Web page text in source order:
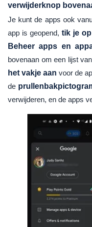
verwijderknop
Je kunt de apps ook
app is geopend, tik je
Beheer apps en
bovenaan om een lijst
het vakje aan voor de
de
verwijderen, en de apps